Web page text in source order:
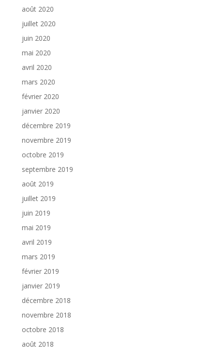
août 2020
juillet 2020
juin 2020
mai 2020
avril 2020
mars 2020
février 2020
janvier 2020
décembre 2019
novembre 2019
octobre 2019
septembre 2019
août 2019
juillet 2019
juin 2019
mai 2019
avril 2019
mars 2019
février 2019
janvier 2019
décembre 2018
novembre 2018
octobre 2018
août 2018